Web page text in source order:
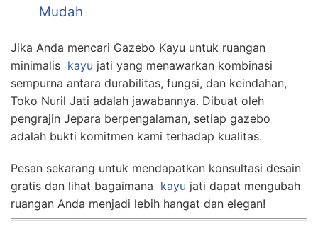
Mudah
Jika Anda mencari Gazebo Kayu untuk ruangan
minimalis kayu jati yang menawarkan kombinasi
sempurna antara durabilitas, fungsi, dan keindahan,
Toko Nuril Jati adalah jawabannya. Dibuat oleh
pengrajin Jepara berpengalaman, setiap gazebo
adalah bukti komitmen kami terhadap kualitas.
Pesan sekarang untuk mendapatkan konsultasi desain
gratis dan lihat bagaimana kayu jati dapat mengubah
ruangan Anda menjadi lebih hangat dan elegan!